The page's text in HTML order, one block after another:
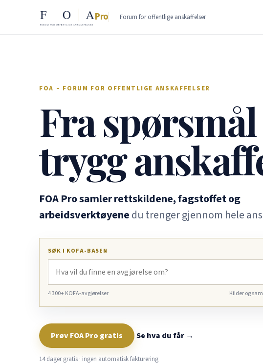
Pro Forum for offentlige anskaffelser
FOA – FORUM FOR OFFENTLIGE ANSKAFFELSER
Fra
trygg
FOA Pro samler rettskildene, fagstoffet og
arbeidsverktøyenedu trenger gjennom hele
SØK I KOFA-BASEN
4 300+ KOFA-avgjørelser Kilder og
Prøv FOA Pro gratis Se hva du får →
14 dager gratis · ingen automatisk fakturering